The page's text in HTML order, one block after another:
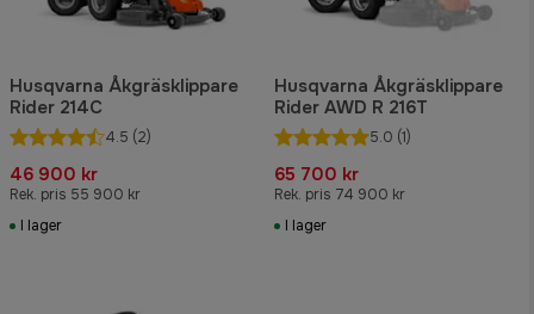
Husqvarna Åkgräsklippare
Rider 214C
4.5 (2)
46 900 kr
Rek. pris 55 900 kr
I lager
Husqvarna Åkgräsklippare
Rider AWD R 216T
5.0 (1)
65 700 kr
Rek. pris 74 900 kr
I lager